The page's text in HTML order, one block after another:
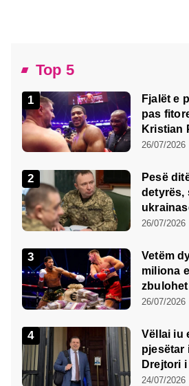
Top 5
Fjalët e
pas
Kristian
26/07/2026
Pesë
detyrës,
kontroll
26/07/2026
Vetëm
miliona
e Prenga
26/07/2026
Vëllai iu
pjesëtar
Drejtori
Prizren
24/07/2026